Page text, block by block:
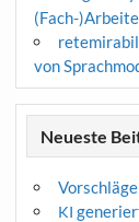
(Fach-
von
Neueste
KI